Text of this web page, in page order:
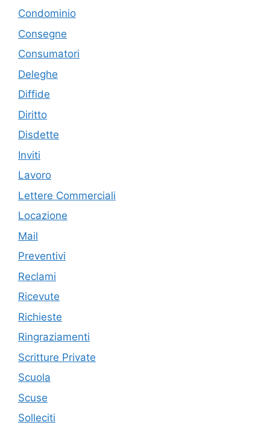
Condominio
Consegne
Consumatori
Deleghe
Diffide
Diritto
Disdette
Inviti
Lavoro
Lettere Commerciali
Locazione
Mail
Preventivi
Reclami
Ricevute
Richieste
Ringraziamenti
Scritture Private
Scuola
Scuse
Solleciti